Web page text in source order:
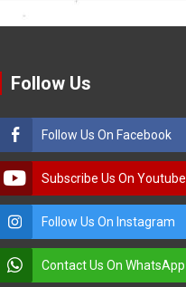
Follow Us
Follow Us On Facebook
Subscribe Us On Youtube
Follow Us On Instagram
Contact Us On WhatsApp